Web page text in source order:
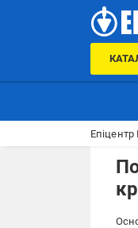
Епіцентр